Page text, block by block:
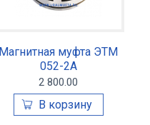
Магнитная муфта ЭТМ
052-2А
2 800.00